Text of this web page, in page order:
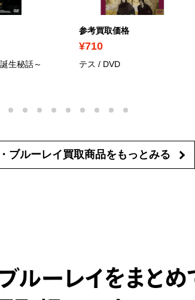
生秘話～
参考買取価格
¥710
テス / DVD
ブルーレイ買取商品を もっとみる
ルーレイをまとめ